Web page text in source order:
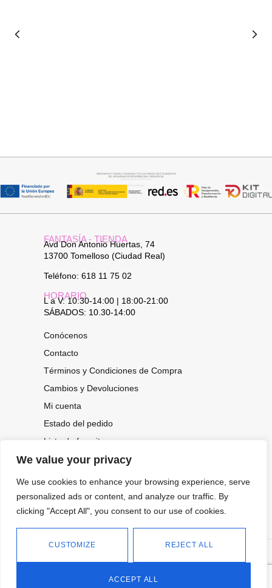
We value your privacy
We use cookies to enhance your browsing experience, serve
personalized ads or content, and analyze our traffic. By
clicking "Accept All", you consent to our use of cookies.
CUSTOMIZE REJECT ALL
ACCEPT ALL
FANTASÍA - TIENDA
Avd Don Antonio Huertas, 74
13700 Tomelloso (Ciudad Real)
Teléfono: 618 11 75 02
HORARIO
L a V: 10:30-14:00 | 18:00-21:00
SÁBADOS: 10.30-14:00
Conócenos
Contacto
Términos y Condiciones de Compra
Cambios y Devoluciones
Mi cuenta
Estado del pedido
Lista de favoritos
CONOCE NUESTRAS NOVEDADES,
OFERTAS...
2026.